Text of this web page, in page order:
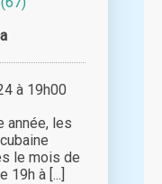
à 19h00
année, les
le mois de
19h à [...]